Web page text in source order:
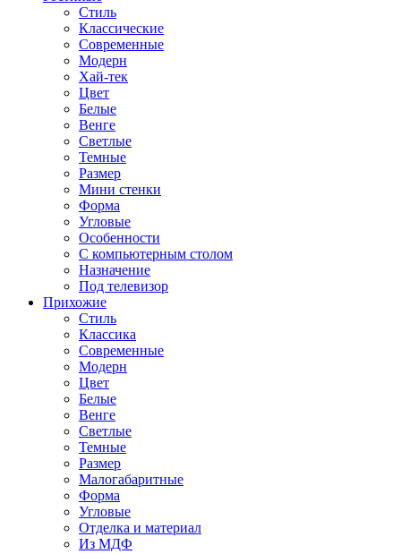
Стиль
Классические
Современные
Модерн
Хай-тек
Цвет
Белые
Венге
Светлые
Темные
Размер
Мини стенки
Форма
Угловые
Особенности
С компьютерным столом
Назначение
Под телевизор
Прихожие
Стиль
Классика
Современные
Модерн
Цвет
Белые
Венге
Светлые
Темные
Размер
Малогабаритные
Форма
Угловые
Отделка и материал
Из МДФ